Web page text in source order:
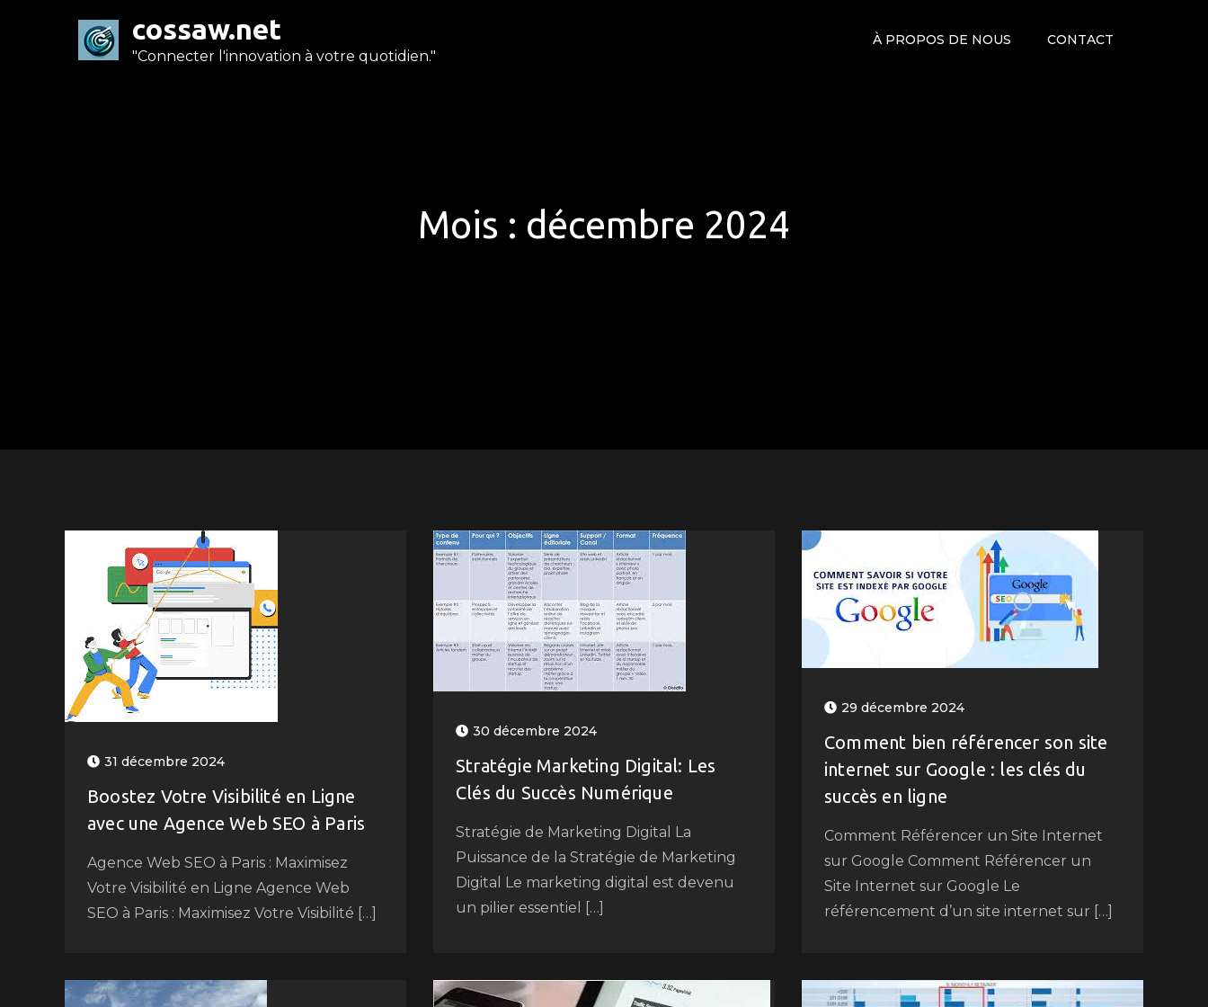
cossaw.net
"Connecter l'innovation à votre quotidien."
À PROPOS DE NOUS CONTACT
Mois : décembre 2024
31 décembre 2024
Boostez Votre Visibilité en Ligne
avec une Agence Web SEO à Paris
Agence Web SEO à Paris : Maximisez
Votre Visibilité en Ligne Agence Web
SEO à Paris : Maximisez Votre Visibilité […]
30 décembre 2024
Stratégie Marketing Digital: Les
Clés du Succès Numérique
Stratégie de Marketing Digital La
Puissance de la Stratégie de Marketing
Digital Le marketing digital est devenu
un pilier essentiel […]
29 décembre 2024
Comment bien référencer son site
internet sur Google : les clés du
succès en ligne
Comment Référencer un Site Internet
sur Google Comment Référencer un
Site Internet sur Google Le
référencement d’un site internet sur […]